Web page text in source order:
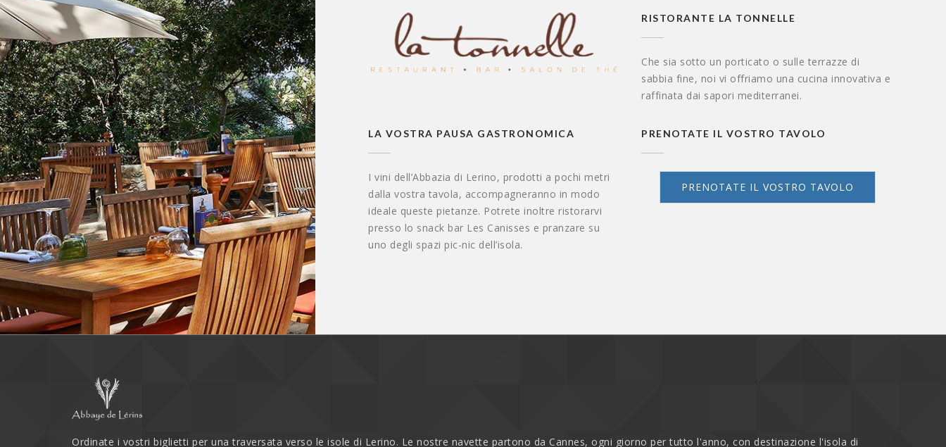
RISTORANTE LA TONNELLE
Che sia sotto un porticato o sulle terrazze di
sabbia fine, noi vi offriamo una cucina innovativa e
raffinata dai sapori mediterranei.
LA VOSTRA PAUSA GASTRONOMICA
I vini dell’Abbazia di Lerino, prodotti a pochi metri
dalla vostra tavola, accompagneranno in modo
ideale queste pietanze. Potrete inoltre ristorarvi
presso lo snack bar Les Canisses e pranzare su
uno degli spazi pic-nic dell’isola.
PRENOTATE IL VOSTRO TAVOLO
PRENOTATE IL VOSTRO TAVOLO
Ordinate i vostri biglietti per una traversata verso le isole di Lerino. Le nostre navette partono da Cannes, ogni giorno per tutto l'anno, con destinazione l'isola di